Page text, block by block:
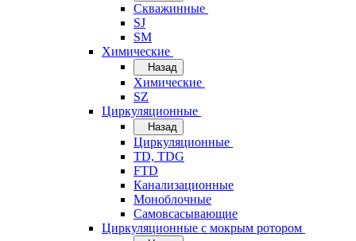
Скважинные
SJ
SM
Химические
Назад
Химические
SZ
Циркуляционные
Назад
Циркуляционные
TD, TDG
FTD
Канализационные
Моноблочные
Самовсасывающие
Циркуляционные с мокрым ротором